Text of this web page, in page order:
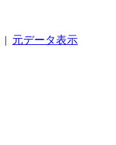
| 元データ表示